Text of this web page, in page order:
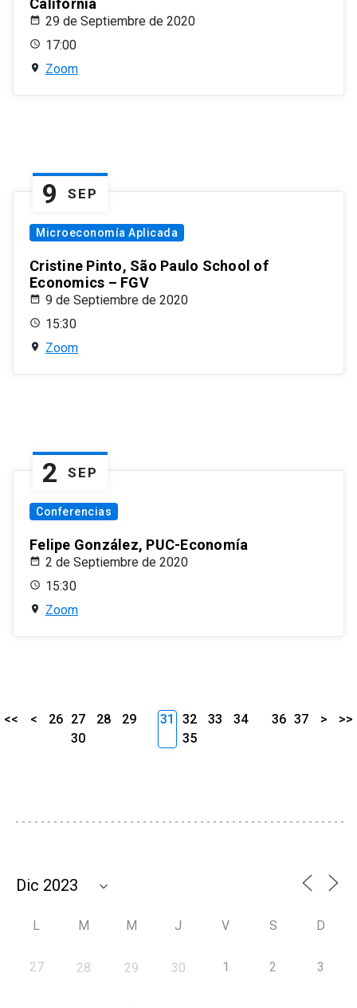
California
29 de Septiembre de 2020
17:00
Zoom
9 SEP
Microeconomía Aplicada
Cristine Pinto, São Paulo School of
Economics – FGV
9 de Septiembre de 2020
15:30
Zoom
2 SEP
Conferencias
Felipe González, PUC-Economía
2 de Septiembre de 2020
15:30
Zoom
<< < 26 27 28
29
30
31 32 33
34
35
36 37 > >>
L M M J V S D
27 28 29 30 1 2 3